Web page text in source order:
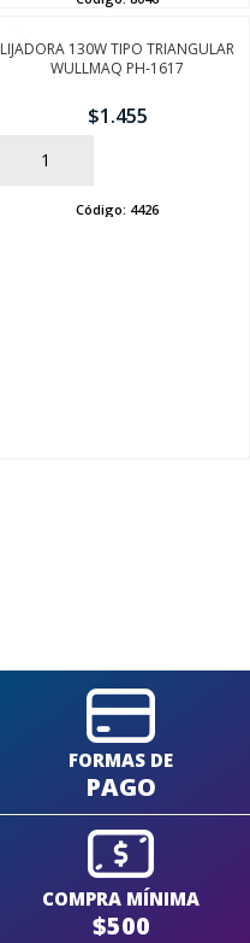
LIJADORA 130W TIPO TRIANGULAR
WULLMAQ PH-1617
$1.455
AÑADIR
Código: 4426
FORMAS DE
PAGO
COMPRA MÍNIMA
$500